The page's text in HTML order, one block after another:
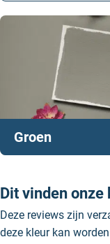
Groen
Dit vinden
Deze reviews zijn
deze kleur kan